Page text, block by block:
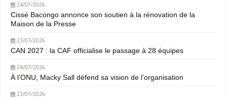
24/07/2026
Cissé Bacongo annonce son soutien à la rénovation de la
Maison de la Presse
23/07/2026
CAN 2027 : la CAF officialise le passage à 28 équipes
24/07/2026
À l’ONU, Macky Sall défend sa vision de l’organisation
23/07/2026